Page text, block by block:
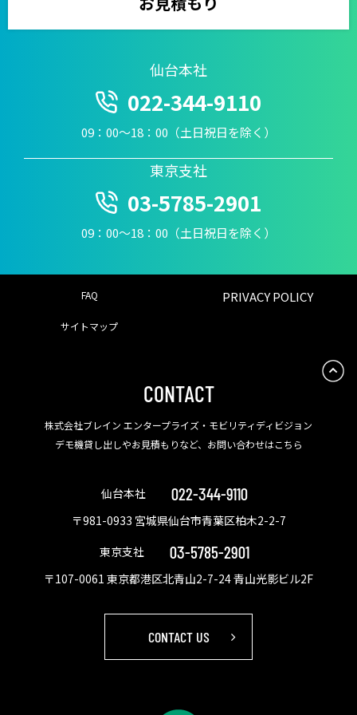
仙台本社
022-344-9110
09：00〜18：00（土日祝日を除く）
東京支社
03-5785-2901
09：00〜18：00（土日祝日を除く）
FAQ PRIVACY POLICY
サイトマップ
CONTACT
株式会社ブレイン エンタープライズ・モビリティディビジョン
デモ機貸し出しやお見積もりなど、お問い合わせはこちら
仙台本社 022-344-9110
〒981-0933 宮城県仙台市青葉区柏木2-2-7
東京支社
03-5785-2901
〒107-0061 東京都港区北青山2-7-24 青山光影ビル2F
CONTACT US